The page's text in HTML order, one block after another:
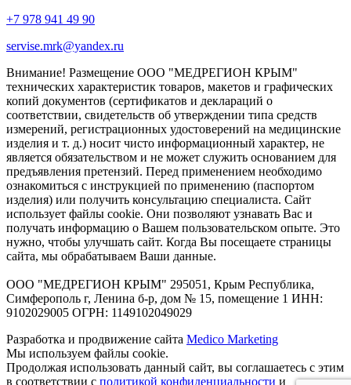
+7 978 941 49 90
servise.mrk@yandex.ru
Внимание! Размещение ООО "МЕДРЕГИОН КРЫМ"
технических характеристик товаров, макетов и графических
копий документов (сертификатов и деклараций о
соответствии, свидетельств об утверждении типа средств
измерений, регистрационных удостоверений на медицинские
изделия и т. д.) носит чисто информационный характер, не
является обязательством и не может служить основанием для
предъявления претензий. Перед применением необходимо
ознакомиться с инструкцией по применению (паспортом
изделия) или получить консультацию специалиста. Сайт
использует файлы cookie. Они позволяют узнавать Вас и
получать информацию о Вашем пользовательском опыте. Это
нужно, чтобы улучшать сайт. Когда Вы посещаете страницы
сайта, мы обрабатываем Ваши данные.
ООО "МЕДРЕГИОН КРЫМ" 295051, Крым Республика,
Симферополь г, Ленина б-р, дом № 15, помещение 1 ИНН:
9102029005 ОГРН: 1149102049029
Разработка и продвижение сайта Medico Marketing
Мы используем файлы cookie.
Продолжая использовать данный сайт, вы соглашаетесь с этим
в соответствии с политикой конфиденциальности и